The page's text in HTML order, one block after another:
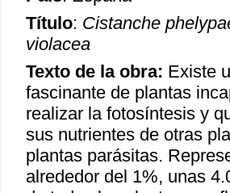
Título: Cistanche
violacea
Texto de la obra: Existe
fascinante de plantas
realizar la fotosíntesis y
sus nutrientes de otras
plantas parásitas.
alrededor del 1%, unas